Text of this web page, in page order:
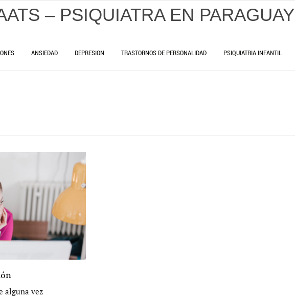
– PSIQUIATRA EN PARAGUAY
ANSIEDAD DEPRESION TRASTORNOS DE PERSONALIDAD PSIQUIATRIA INFANTIL
alguna vez